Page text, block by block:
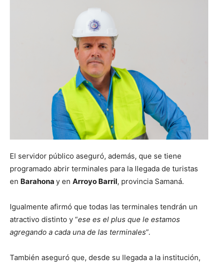
El servidor público aseguró, además, que se tiene
programado abrir terminales para la llegada de turistas
en Barahona y en Arroyo Barril, provincia Samaná.
Igualmente afirmó que todas las terminales tendrán un
atractivo distinto y “ese es el plus que le estamos
agregando a cada una de las terminales”.
También aseguró que, desde su llegada a la institución,